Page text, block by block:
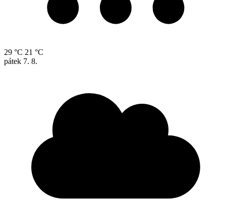
29 °C 21 °C
pátek 7. 8.